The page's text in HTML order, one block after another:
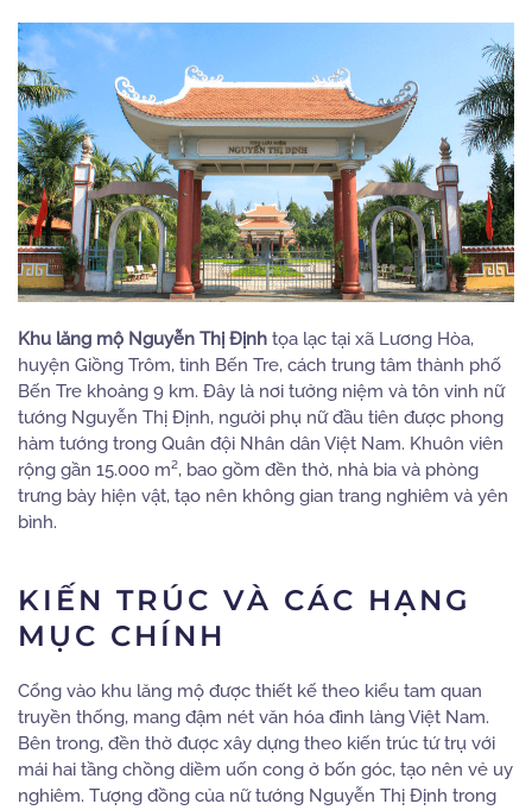
Khu lăng mộ Nguyễn Thị Định tọa lạc tại xã Lương Hòa,
huyện Giồng Trôm, tỉnh Bến Tre, cách trung tâm thành phố
Bến Tre khoảng 9 km. Đây là nơi tưởng niệm và tôn vinh nữ
tướng Nguyễn Thị Định, người phụ nữ đầu tiên được phong
hàm tướng trong Quân đội Nhân dân Việt Nam. Khuôn viên
rộng gần 15.000 m², bao gồm đền thờ, nhà bia và phòng
trưng bày hiện vật, tạo nên không gian trang nghiêm và yên
bình.
KIẾN TRÚC VÀ CÁC HẠNG
MỤC CHÍNH
Cổng vào khu lăng mộ được thiết kế theo kiểu tam quan
truyền thống, mang đậm nét văn hóa đình làng Việt Nam.
Bên trong, đền thờ được xây dựng theo kiến trúc tứ trụ với
mái hai tầng chồng diềm uốn cong ở bốn góc, tạo nên vẻ uy
nghiêm. Tượng đồng của nữ tướng Nguyễn Thị Định trong